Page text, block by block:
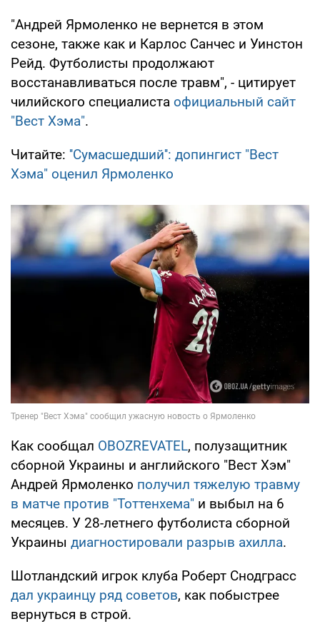
"Андрей Ярмоленко не вернется в этом
сезоне, также как и Карлос Санчес и Уинстон
Рейд. Футболисты продолжают
восстанавливаться после травм", - цитирует
чилийского специалиста официальный сайт
"Вест Хэма".
Читайте: ''Сумасшедший'': допингист "Вест
Хэма" оценил Ярмоленко
Как сообщал OBOZREVATEL, полузащитник
сборной Украины и английского "Вест Хэм"
Андрей Ярмоленко получил тяжелую травму
в матче против "Тоттенхема" и выбыл на 6
месяцев. У 28-летнего футболиста сборной
Украины диагностировали разрыв ахилла.
Шотландский игрок клуба Роберт Снодграсс
дал украинцу ряд советов, как побыстрее
вернуться в строй.